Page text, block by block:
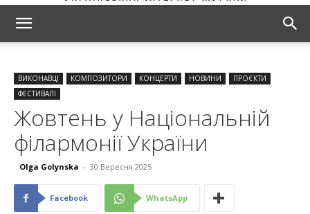
ВИКОНАВЦІ КОМПОЗИТОРИ КОНЦЕРТИ НОВИНИ
ПРОЄКТИ
ФЕСТИВАЛІ
Жовтень у Національній
філармонії України
Olga Golynska - 30 Вересня 2025
Facebook WhatsApp